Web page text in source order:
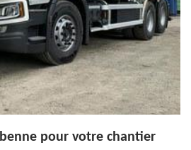
pour votre chantier